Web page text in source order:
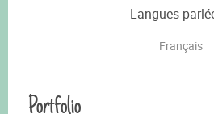
Langues
Français
Portfolio